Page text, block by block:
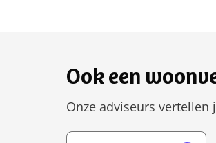
Ook een
Onze adviseurs